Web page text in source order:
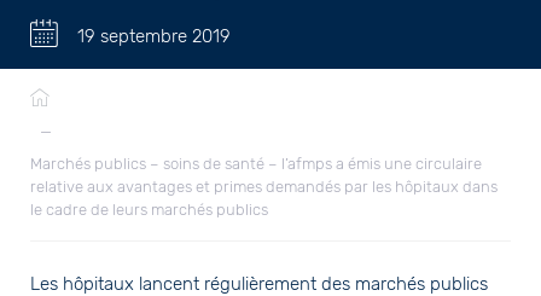
Fil
d'Ariane
—
Marchés publics – soins de santé – l’afmps a émis une circulaire
relative aux avantages et primes demandés par les hôpitaux dans
le cadre de leurs marchés publics
19 septembre 2019
Les hôpitaux lancent régulièrement des marchés publics